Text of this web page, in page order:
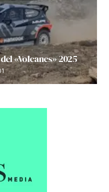
«Volcanes» 2025